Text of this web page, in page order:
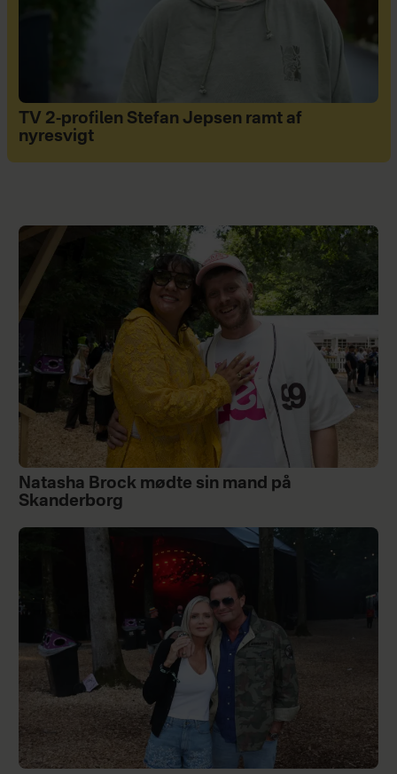
TV 2-profilen Stefan Jepsen ramt af
nyresvigt
Natasha Brock mødte sin mand på
Skanderborg